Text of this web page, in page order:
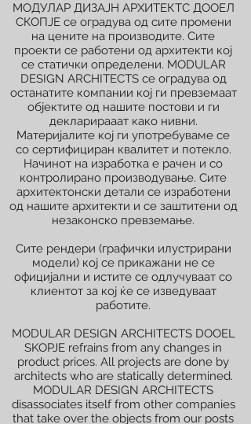
МОДУЛАР ДИЗАЈН АРХИТЕКТС ДООЕЛ
СКОПЈЕ се оградува од сите промени
на цените на производите. Сите
проекти се работени од архитекти кој
се статички определени. MODULAR
DESIGN ARCHITECTS се оградува од
останатите компании кој ги превземаат
објектите од нашите постови и ги
декларирааат како нивни.
Материјалите кој ги употребуваме се
со сертифициран квалитет и потекло.
Начинот на изработка е рачен и со
контролирано производување. Сите
архитектонски детали се изработени
од нашите архитекти и се заштитени од
незаконско превземање.
Сите рендери (графички илустрирани
модели) кој се прикажани не се
официјални и истите се одлучуваат со
клиентот за кој ќе се изведуваат
работите.
MODULAR DESIGN ARCHITECTS DOOEL
SKOPJE refrains from any changes in
product prices. All projects are done by
architects who are statically determined.
MODULAR DESIGN ARCHITECTS
disassociates itself from other companies
that take over the objects from our posts